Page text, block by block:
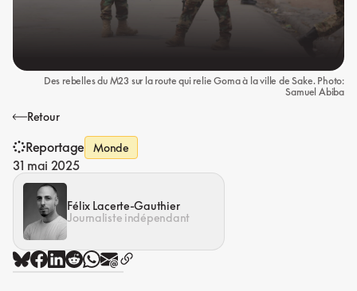
Des rebelles du M23 sur la route qui relie Goma à la ville de Sake. Photo:
Samuel Abiba
Retour
Reportage Monde
31 mai 2025
Félix Lacerte-Gauthier
Journaliste indépendant